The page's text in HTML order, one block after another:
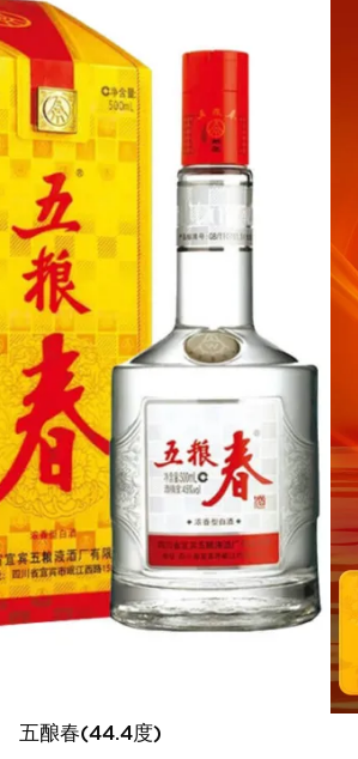
五酿春(44.4度)